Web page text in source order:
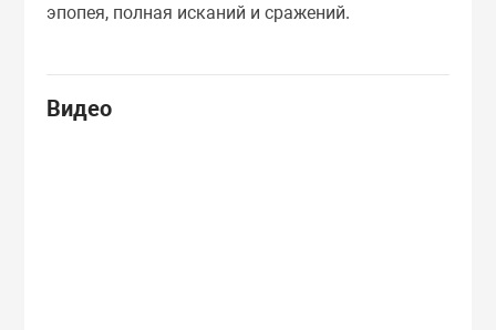
эпопея, полная исканий и сражений.
Видео